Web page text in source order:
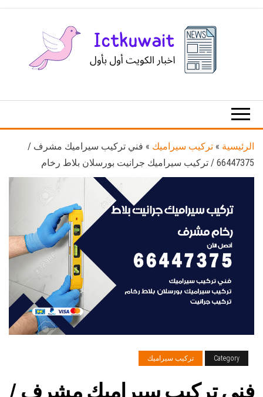
الكويت
الرئيسية » تركيب سيراميك » فني تركيب سيراميك مشرف /
66447375 / تركيب سيراميك جرانيت بورسلان بلاط رخام
Category تركيب سيراميك
فني تركيب سيراميك مشرف /